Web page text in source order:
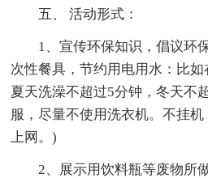
五、 活动形式：
1、宣传环保知识，倡议环
次性餐具，节约用电用水：比
夏天洗澡不超过5分钟，冬天不
服，尽量不使用洗衣机。不挂
上网。)
2、展示用饮料瓶等废物所